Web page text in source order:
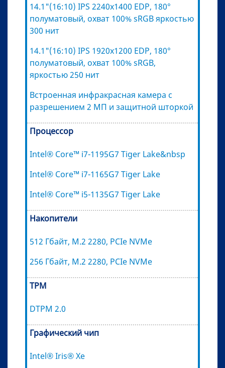
14.1"(16:10) IPS 2240x1400 EDP, 180°
полуматовый, охват 100% sRGB яркостью
300 нит
14.1"(16:10) IPS 1920x1200 EDP, 180°
полуматовый, охват 100% sRGB,
яркостью 250 нит
Встроенная инфракрасная камера с
разрешением 2 МП и защитной шторкой
Процессор
Intel® Core™ i7-1195G7 Tiger Lake&nbsp
Intel® Core™ i7-1165G7 Tiger Lake
Intel® Core™ i5-1135G7 Tiger Lake
Накопители
512 Гбайт, M.2 2280, PCIе NVMe
256 Гбайт, M.2 2280, PCIе NVMe
TPM
DTPM 2.0
Графический чип
Intel® Iris® Xe